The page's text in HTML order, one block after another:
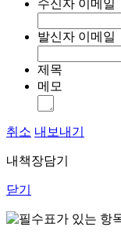
수신자 이메일
발신자 이메일
제목
메모
취소 내보내기
내책장담기
닫기
표가 있는 항